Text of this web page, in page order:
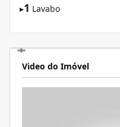
▸1 Lavabo
Video do Imóvel